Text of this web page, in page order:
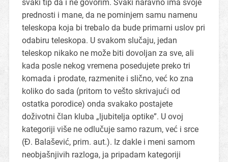
svaki tip da i ne govorim. Svaki naravno ima svoje
prednosti i mane, da ne pominjem samu namenu
teleskopa koja bi trebalo da bude primarni uslov pri
odabiru teleskopa. U svakom slučaju, jedan
teleskop nikako ne može biti dovoljan za sve, ali
kada posle nekog vremena posedujete preko tri
komada i prodate, razmenite i slično, već ko zna
koliko do sada (pritom to vešto skrivajući od
ostatka porodice) onda svakako postajete
doživotni član kluba „ljubitelja optike”. U ovoj
kategoriji više ne odlučuje samo razum, već i srce
(Đ. Balašević, prim. aut.). Iz dakle i meni samom
neobjašnjivih razloga, ja pripadam kategoriji